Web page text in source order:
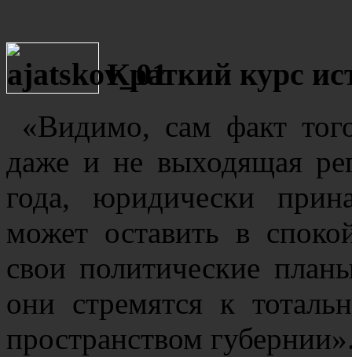
Краткий курс
«Видимо, сам факт
даже и не выходящая
года, юридически
может оставить в
свои политические
они стремятся к
пространством